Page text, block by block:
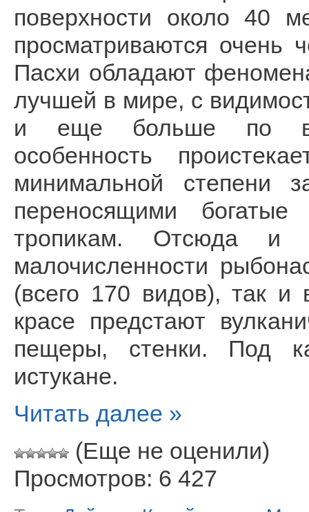
поверхности около 40
просматриваются очень
Пасхи обладают
лучшей в мире, с
и еще больше по
особенность
минимальной степени
переносящими
тропикам. Отсюда
малочисленности
(всего 170 видов), так и
красе предстают
пещеры, стенки. Под
истукане.
Читать далее »
(Еще не оценили)
Просмотров: 6 427